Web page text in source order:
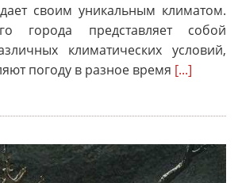
своим уникальным климатом.
города представляет собой
климатических условий,
погоду в разное время [...]